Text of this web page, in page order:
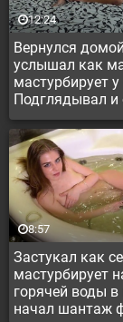
Вернулся
услышал как
мастурбирует у
Подглядывал и
12:24
Застукал как
мастурбирует
горячей воды в
начал шантаж
8:57